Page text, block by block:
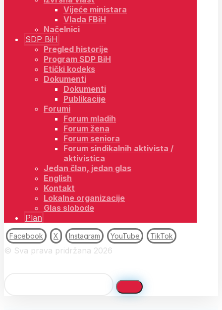
Vijeće ministara
Vlada FBiH
Načelnici
SDP BiH
Pregled historije
Program SDP BiH
Etički kodeks
Dokumenti
Dokumenti
Publikacije
Forumi
Forum mladih
Forum žena
Forum seniora
Forum sindikalnih aktivista /
aktivistica
Jedan član, jedan glas
English
Kontakt
Lokalne organizacije
Glas slobode
Plan
Facebook X Instagram YouTube TikTok
© Sva prava pridržana 2026